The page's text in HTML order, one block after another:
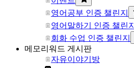
영어공부 인증 챌린지
영어말하기 인증 챌린지
회화 수업 인증 챌린지
메모리워드 게시판
자유이야기방